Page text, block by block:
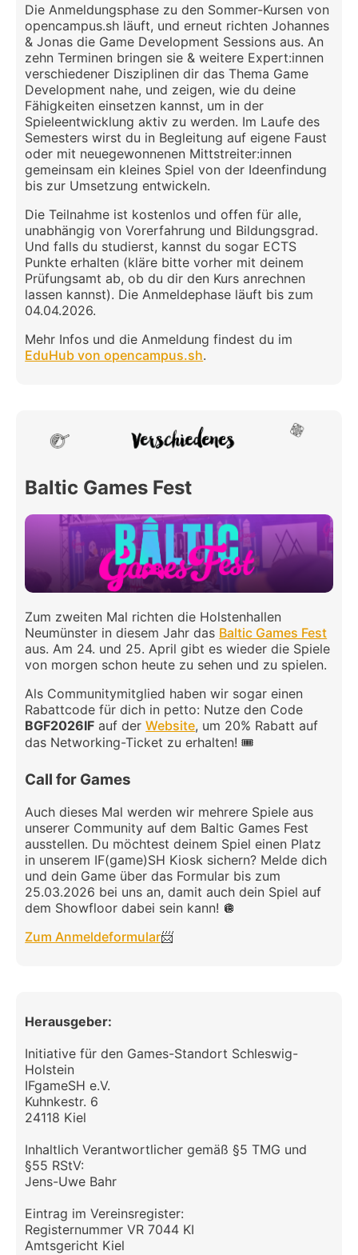
Die Anmeldungsphase zu den Sommer-Kursen von
opencampus.sh läuft, und erneut richten Johannes
& Jonas die Game Development Sessions aus. An
zehn Terminen bringen sie & weitere Expert:innen
verschiedener Disziplinen dir das Thema Game
Development nahe, und zeigen, wie du deine
Fähigkeiten einsetzen kannst, um in der
Spieleentwicklung aktiv zu werden. Im Laufe des
Semesters wirst du in Begleitung auf eigene Faust
oder mit neuegewonnenen Mittstreiter:innen
gemeinsam ein kleines Spiel von der Ideenfindung
bis zur Umsetzung entwickeln.
Die Teilnahme ist kostenlos und offen für alle,
unabhängig von Vorerfahrung und Bildungsgrad.
Und falls du studierst, kannst du sogar ECTS
Punkte erhalten (kläre bitte vorher mit deinem
Prüfungsamt ab, ob du dir den Kurs anrechnen
lassen kannst). Die Anmeldephase läuft bis zum
04.04.2026.
Mehr Infos und die Anmeldung findest du im
EduHub von opencampus.sh.
Baltic Games Fest
Zum zweiten Mal richten die Holstenhallen
Neumünster in diesem Jahr das Baltic Games Fest
aus. Am 24. und 25. April gibt es wieder die Spiele
von morgen schon heute zu sehen und zu spielen.
Als Communitymitglied haben wir sogar einen
Rabattcode für dich in petto: Nutze den Code
BGF2026IF auf derWebsite, um 20% Rabatt auf
das Networking-Ticket zu erhalten! 🎟️
Call for Games
Auch dieses Mal werden wir mehrere Spiele aus
unserer Community auf dem Baltic Games Fest
ausstellen. Du möchtest deinem Spiel einen Platz
in unserem IF(game)SH Kiosk sichern? Melde dich
und dein Game über das Formular bis zum
25.03.2026 bei uns an, damit auch dein Spiel auf
dem Showfloor dabei sein kann! 🪩
Zum Anmeldeformular📨
Herausgeber:
Initiative für den Games-Standort Schleswig-
Holstein
IFgameSH e.V.
Kuhnkestr. 6
24118 Kiel
Inhaltlich Verantwortlicher gemäß §5 TMG und
§55 RStV:
Jens-Uwe Bahr
Eintrag im Vereinsregister:
Registernummer VR 7044 KI
Amtsgericht Kiel